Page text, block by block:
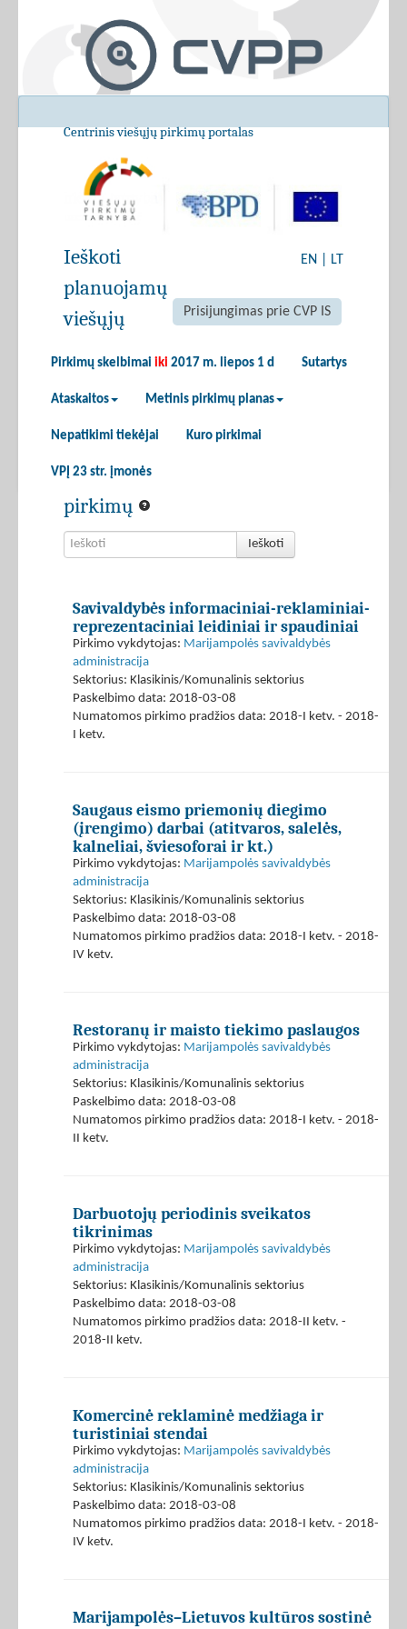
Centrinis viešųjų pirkimų portalas
EN LT
Prisijungimas prie CVP IS
Pirkimų skelbimai iki 2017 m. liepos 1 d Sutartys
Ataskaitos Metinis pirkimų planas
Nepatikimi tiekėjai Kuro pirkimai
VPĮ 23 str. įmonės
Ieškoti
planuojamų
viešųjų
pirkimų
Ieškoti
Savivaldybės informaciniai-reklaminiai-
reprezentaciniai leidiniai ir spaudiniai
Pirkimo vykdytojas: Marijampolės savivaldybės
administracija
Sektorius: Klasikinis/Komunalinis sektorius
Paskelbimo data: 2018-03-08
Numatomos pirkimo pradžios data: 2018-I ketv. - 2018-
I ketv.
Saugaus eismo priemonių diegimo
(įrengimo) darbai (atitvaros, salelės,
kalneliai, šviesoforai ir kt.)
Pirkimo vykdytojas: Marijampolės savivaldybės
administracija
Sektorius: Klasikinis/Komunalinis sektorius
Paskelbimo data: 2018-03-08
Numatomos pirkimo pradžios data: 2018-I ketv. - 2018-
IV ketv.
Restoranų ir maisto tiekimo paslaugos
Pirkimo vykdytojas: Marijampolės savivaldybės
administracija
Sektorius: Klasikinis/Komunalinis sektorius
Paskelbimo data: 2018-03-08
Numatomos pirkimo pradžios data: 2018-I ketv. - 2018-
II ketv.
Darbuotojų periodinis sveikatos
tikrinimas
Pirkimo vykdytojas: Marijampolės savivaldybės
administracija
Sektorius: Klasikinis/Komunalinis sektorius
Paskelbimo data: 2018-03-08
Numatomos pirkimo pradžios data: 2018-II ketv. -
2018-II ketv.
Komercinė reklaminė medžiaga ir
turistiniai stendai
Pirkimo vykdytojas: Marijampolės savivaldybės
administracija
Sektorius: Klasikinis/Komunalinis sektorius
Paskelbimo data: 2018-03-08
Numatomos pirkimo pradžios data: 2018-I ketv. - 2018-
IV ketv.
Marijampolės–Lietuvos kultūros sostinė